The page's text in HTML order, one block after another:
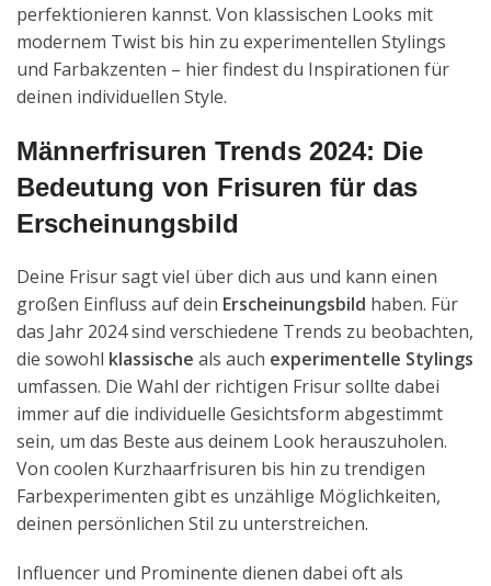
perfektionieren kannst. Von klassischen Looks mit
modernem Twist bis hin zu experimentellen Stylings
und Farbakzenten – hier findest du Inspirationen für
deinen individuellen Style.
Männerfrisuren Trends 2024: Die
Bedeutung von Frisuren für das
Erscheinungsbild
Deine Frisur sagt viel über dich aus und kann einen
großen Einfluss auf dein Erscheinungsbild haben. Für
das Jahr 2024 sind verschiedene Trends zu beobachten,
die sowohl klassische als auch experimentelle Stylings
umfassen. Die Wahl der richtigen Frisur sollte dabei
immer auf die individuelle Gesichtsform abgestimmt
sein, um das Beste aus deinem Look herauszuholen.
Von coolen Kurzhaarfrisuren bis hin zu trendigen
Farbexperimenten gibt es unzählige Möglichkeiten,
deinen persönlichen Stil zu unterstreichen.
Influencer und Prominente dienen dabei oft als